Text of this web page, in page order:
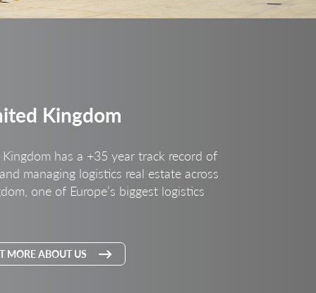
Kingdom
has a +35 year track record of
managing logistics real estate across
one of Europe’s biggest logistics
MORE ABOUT US